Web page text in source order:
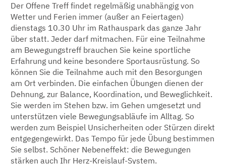
Der Offene Treff findet regelmäßig unabhängig von
Wetter und Ferien immer (außer an Feiertagen)
dienstags 10.30 Uhr im Rathauspark das ganze Jahr
über statt. Jeder darf mitmachen. Für eine Teilnahme
am Bewegungstreff brauchen Sie keine sportliche
Erfahrung und keine besondere Sportausrüstung. So
können Sie die Teilnahme auch mit den Besorgungen
am Ort verbinden. Die einfachen Übungen dienen der
Dehnung, zur Balance, Koordination, und Beweglichkeit.
Sie werden im Stehen bzw. im Gehen umgesetzt und
unterstützen viele Bewegungsabläufe im Alltag. So
werden zum Beispiel Unsicherheiten oder Stürzen direkt
entgegengewirkt. Das Tempo für jede Übung bestimmen
Sie selbst. Schöner Nebeneffekt: die Bewegungen
stärken auch Ihr Herz-Kreislauf-System.